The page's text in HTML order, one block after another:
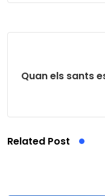
Quan els sants
Related Post